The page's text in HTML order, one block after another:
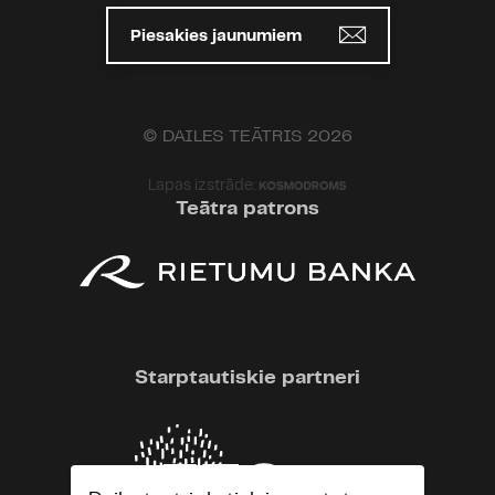
Piesakies jaunumiem
© DAILES TEĀTRIS 2026
Lapas izstrāde:
Teātra patrons
Starptautiskie partneri